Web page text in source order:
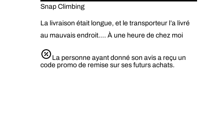
Snap Climbing
La livraison était longue, et le transporteur l’a livré
au mauvais endroit…. À une heure de chez moi
La personne ayant donné son avis a reçu un
code promo de remise sur ses futurs achats.